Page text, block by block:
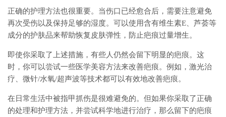
正确的护理方法也很重要。当伤口已经愈合后，需要注意避免
再次受伤以及保持足够的湿度。可以使用含有维生素E、芦荟等
成分的护肤品来帮助恢复皮肤弹性，防止疤痕过量增生。
即使你采取了上述措施，有些人仍然会留下明显的疤痕。这
时，你可以尝试一些医学美容方法来改善疤痕。例如，激光治
疗、微针/水氧/超声波等技术都可以有效地改善疤痕。
在日常生活中被指甲抓伤是很难避免的。但如果你采取了正确
的处理和护理方法，并尝试科学地进行治疗，那么留下的疤痕